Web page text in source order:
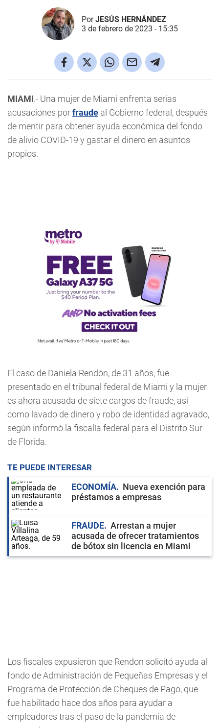
PorJESÚS HERNÁNDEZ
3 de febrero de 2023 - 15:35
MIAMI.- Una mujer de Miami enfrenta serias
acusaciones porfraude al Gobierno federal, después
de mentir para obtener ayuda económica del fondo
de alivio COVID-19 y gastar el dinero en asuntos
propios.
El caso de Daniela Rendón, de 31 años, fue
presentado en el tribunal federal de Miami y la mujer
es ahora acusada de siete cargos de fraude, así
como lavado de dinero y robo de identidad agravado,
según informó la fiscalía federal para el Distrito Sur
de Florida.
TE PUEDE INTERESAR
ECONOMÍA
Nueva exención para
préstamos a empresas
FRAUDE
Arrestan a mujer
acusada de ofrecer tratamientos
de bótox sin licencia en Miami
Los fiscales expusieron que Rendon solicitó ayuda al
fondo de Administración de Pequeñas Empresas y el
Programa de Protección de Cheques de Pago, que
fue habilitado hace dos años para ayudar a
empleadores tras el paso de la pandemia de